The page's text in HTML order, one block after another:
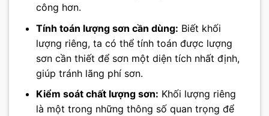
công hơn.
Tính toán lượng sơn cần dùng: Biết khối
lượng riêng, ta có thể tính toán được lượng
sơn cần thiết để sơn một diện tích nhất định,
giúp tránh lãng phí sơn.
Kiểm soát chất lượng sơn: Khối lượng riêng
là một trong những thông số quan trọng để